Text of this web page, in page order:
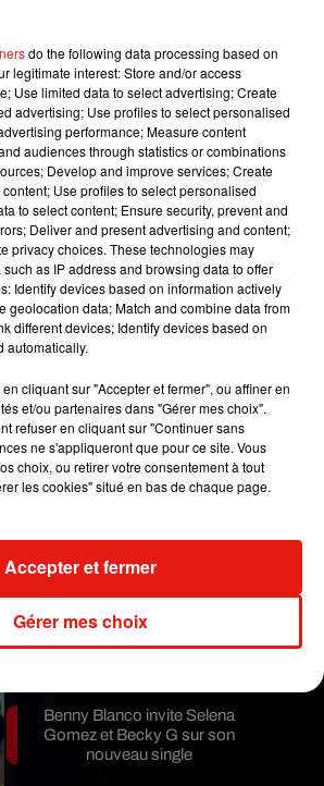
2019 à 11h46 par Virgil
Bauchaud
être installés au niveau des
et de la Saussaye, ainsi que
de la place du Marché. Ils ne
une expérimentation de deux
en France, un arrêté a été
pour permettre ces essais.
en Argentine, et en pleine...
Karol G dévoile la tracklist de
son nouvel album… avec des
Fuego entre en éruption
Benny Blanco invite Selena
Gomez et Becky G sur son
nouveau single
do the following data processing based on
legitimate interest: Store and/or access
Use limited data to select advertising; Create
advertising; Use profiles to select personalised
performance; Measure content
audiences through statistics or combinations
Develop and improve services; Create
Use profiles to select personalised
to select content; Ensure security, prevent and
Deliver and present advertising and content;
privacy choices. These technologies may
as IP address and browsing data to offer
Identify devices based on information actively
geolocation data; Match and combine data from
different devices; Identify devices based on
automatically.
cliquant sur "Accepter et fermer", ou affiner en
et/ou partenaires dans "Gérer mes choix".
refuser en cliquant sur "Continuer sans
ne s'appliqueront que pour ce site. Vous
choix, ou retirer votre consentement à tout
les cookies" situé en bas de chaque page.
Gérer mes choix
Accepter et fermer